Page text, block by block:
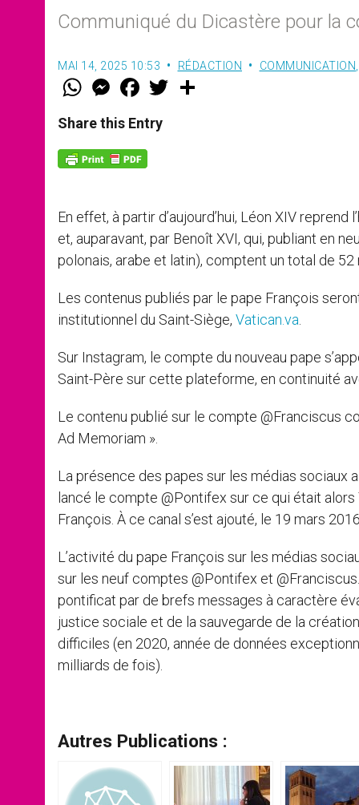
Communiqué du Dicastère pour la
MAI 14, 2025 10:53 RÉDACTION COMMUNICATION
W
t
s
p
p
M
e
s
e
g
e
F
a
e
b
o
k
w
Share this Entry
En effet, à partir d’aujourd’hui, Léon XIV
et, auparavant, par Benoît XVI, qui, publiant en
polonais, arabe et latin), comptent un total de 52
Les contenus publiés par le pape François
institutionnel du Saint-Siège, Vatican.va
Sur Instagram, le compte du nouveau pape
Saint-Père sur cette plateforme, en continuité
Le contenu publié sur le compte @Franciscus
Ad Memoriam ».
La présence des papes sur les médias sociaux
lancé le compte @Pontifex sur ce qui était
François. À ce canal s’est ajouté, le 19 mars
L’activité du pape François sur les médias
sur les neuf comptes @Pontifex et
pontificat par de brefs messages à caractère
justice sociale et de la sauvegarde de la
difficiles (en 2020, année de données
milliards de fois).
Autres Publications :